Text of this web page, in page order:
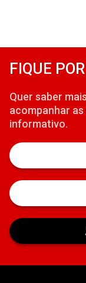
FIQUE
Quer saber
acompanhar
informativo.